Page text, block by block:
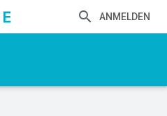
ANMELDEN